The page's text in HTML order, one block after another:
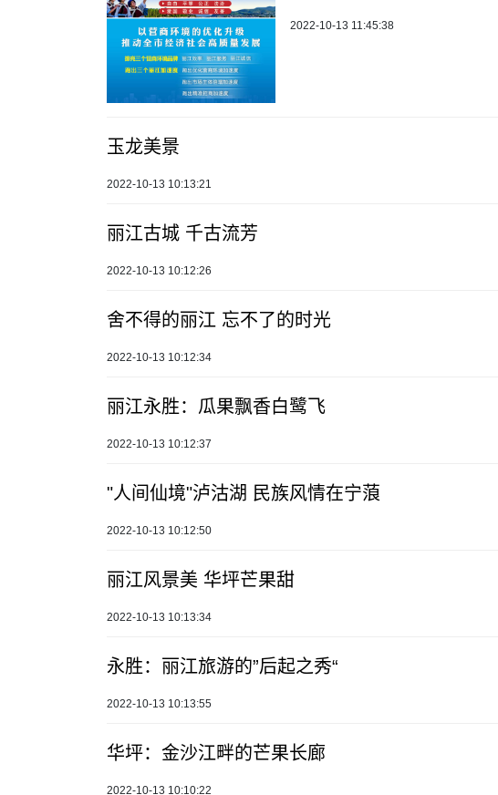
2022-10-13 11:45:38
玉龙美景
2022-10-13 10:13:21
丽江古城 千古流芳
2022-10-13 10:12:26
舍不得的丽江 忘不了的时光
2022-10-13 10:12:34
丽江永胜：瓜果飘香白鹭飞
2022-10-13 10:12:37
"人间仙境"泸沽湖 民族风情在宁蒗
2022-10-13 10:12:50
丽江风景美 华坪芒果甜
2022-10-13 10:13:34
永胜：丽江旅游的”后起之秀“
2022-10-13 10:13:55
华坪：金沙江畔的芒果长廊
2022-10-13 10:10:22